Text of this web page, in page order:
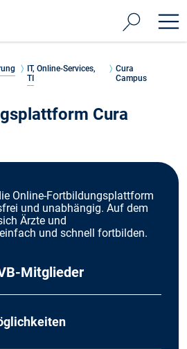
IT, Online-Services,
TI
Cura
Campus
Cura
Online-Fortbildungsplattform
und unabhängig. Auf dem
Ärzte und
und schnell fortbilden.
Mitglieder